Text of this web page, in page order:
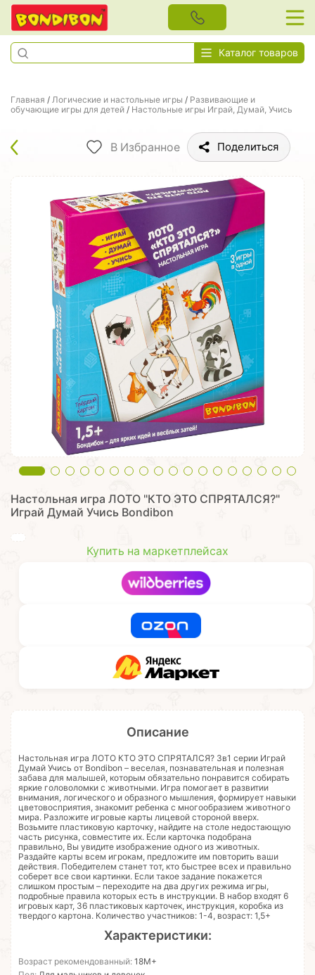
Каталог товаров
Главная / Логические и настольные игры / Развивающие и
обучающие игры для детей / Настольные игры Играй, Думай, Учись
В Избранное Поделиться
Настольная игра ЛОТО "КТО ЭТО СПРЯТАЛСЯ?"
Играй Думай Учись Bondibon
Купить на маркетплейсах
Описание
Настольная игра ЛОТО КТО ЭТО СПРЯТАЛСЯ? 3в1 серии Играй
Думай Учись от Bondibon – веселая, познавательная и полезная
забава для малышей, которым обязательно понравится собирать
яркие головоломки с животными. Игра помогает в развитии
внимания, логического и образного мышления, формирует навыки
цветовосприятия, знакомит ребенка с многообразием животного
мира. Разложите игровые карты лицевой стороной вверх.
Возьмите пластиковую карточку, найдите на столе недостающую
часть рисунка, совместите их. Если карточка подобрана
правильно, Вы увидите изображение одного из животных.
Раздайте карты всем игрокам, предложите им повторить ваши
действия. Победителем станет тот, кто быстрее всех и правильно
соберет все свои картинки. Если такое задание покажется
слишком простым – переходите на два других режима игры,
подробные правила которых есть в инструкции. В набор входят 6
игровых карт, 36 пластиковых карточек, инструкция, коробка из
твердого картона. Количество участников: 1-4, возраст: 1,5+
Характеристики:
Возраст рекомендованный: 18М+